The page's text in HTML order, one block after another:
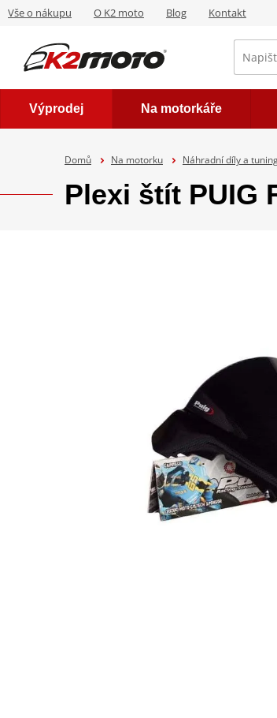
Vše o nákupu O K2 moto Blog Kontakt
Výprodej Na motorkáře
Domů Na motorku Náhradní díly a
Plexi štít PUIG